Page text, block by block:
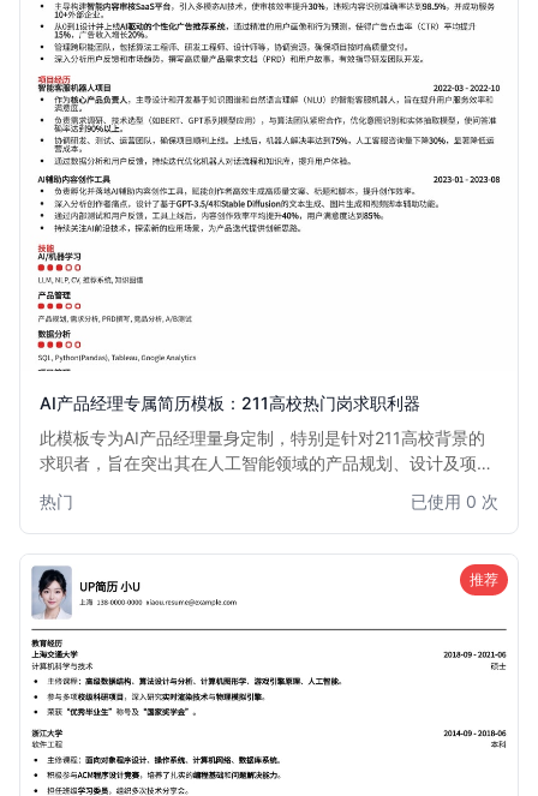
AI产品经理专属简历模板：211高校热门岗求职利器
此模板专为AI产品经理量身定制，特别是针对211高校背景的
求职者，旨在突出其在人工智能领域的产品规划、设计及项目
析能力，助您在激烈的市场竞争中脱颖而出，轻松斩获心仪的
AI产品经理热门岗位。
热门 已使用 0 次
推荐